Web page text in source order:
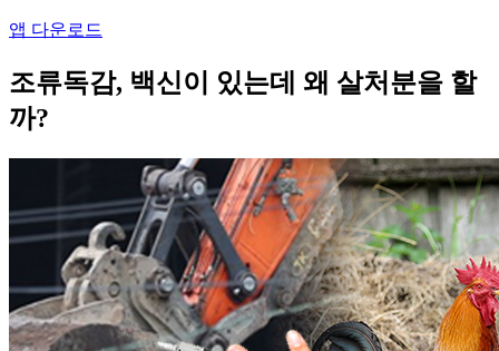
앱 다운로드
조류독감, 백신이 있는데 왜 살처분을 할
까?